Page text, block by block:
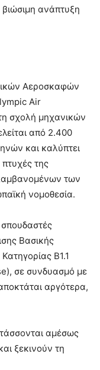
ανάπτυξη
Αεροσκαφών
Air
σχολή μηχανικών
από 2.400
και καλύπτει
της
των
νομοθεσία.
Βασικής
Β1.1
σε συνδυασμό με
αργότερα,
αμέσως
ξεκινούν τη